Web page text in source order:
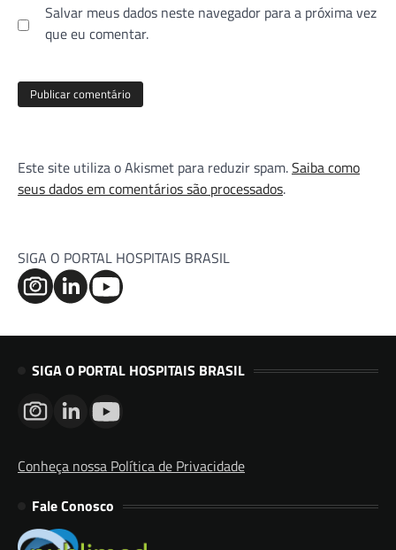
Salvar meus dados neste navegador para a próxima vez
que eu comentar.
Este site utiliza o Akismet para reduzir spam.Saiba como
seus dados em comentários são processados.
SIGA O PORTAL HOSPITAIS BRASIL
SIGA O PORTAL HOSPITAIS BRASIL
Conheça nossa Política de Privacidade
Fale Conosco